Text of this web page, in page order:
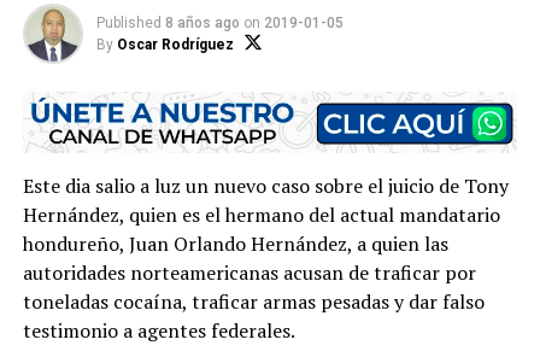
Published 8 años ago on 2019-01-05
By Oscar Rodríguez
Este dia salio a luz un nuevo caso sobre el juicio de Tony
Hernández, quien es el hermano del actual mandatario
hondureño, Juan Orlando Hernández, a quien las
autoridades norteamericanas acusan de traficar por
toneladas cocaína, traficar armas pesadas y dar falso
testimonio a agentes federales.